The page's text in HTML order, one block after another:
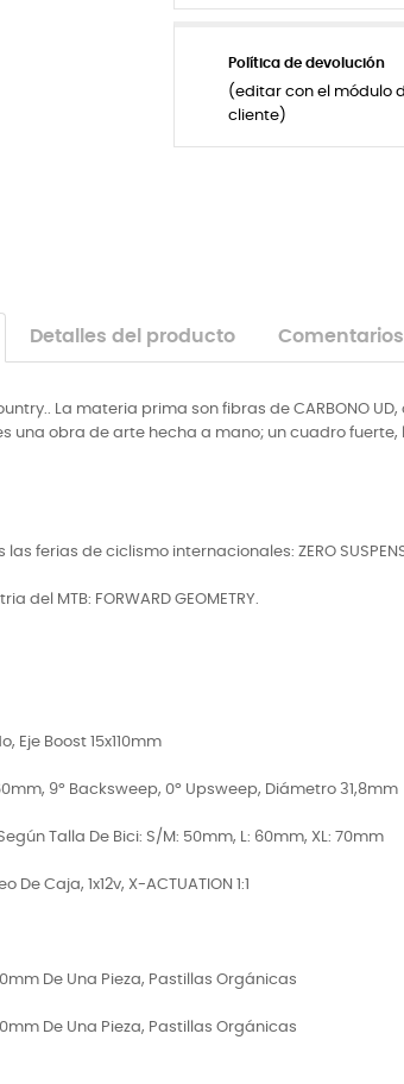
Política de devolución
(editar con el módulo
cliente)
Detalles del producto Comentarios
La materia prima son fibras de CARBONO
una obra de arte hecha a mano; un cuadro fuerte,
de ciclismo internacionales: ZERO
MTB: FORWARD GEOMETRY.
Eje Boost 15x110mm
9º Backsweep, 0º Upsweep, Diámetro 31,8mm
Talla De Bici: S/M: 50mm, L: 60mm, XL: 70mm
Caja, 1x12v, X-ACTUATION 1:1
De Una Pieza, Pastillas Orgánicas
De Una Pieza, Pastillas Orgánicas